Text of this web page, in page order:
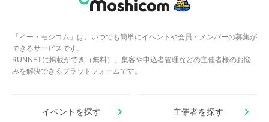
「イー・モシコム」は、いつでも簡単にイベントや会員・メンバーの募集が
できるサービスです。
RUNNETに掲載ができ（無料）、集客や申込者管理などの主催者様のお悩
みを解決できるプラットフォームです。
イベントを探す 主催者を探す